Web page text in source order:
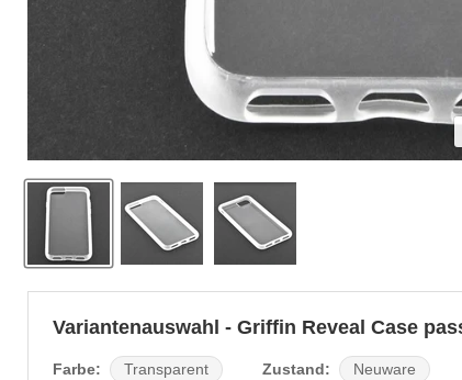
Variantenauswahl - Griffin Reveal Case
Farbe: Transparent Zustand: Neuware